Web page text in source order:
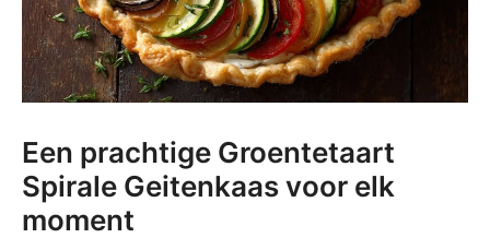
Een prachtige Groentetaart
Spirale Geitenkaas voor elk
moment